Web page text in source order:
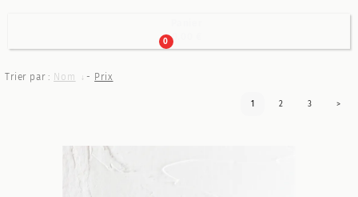
0 0.00 €
Trier par : Nom - Prix
1 2 3 >